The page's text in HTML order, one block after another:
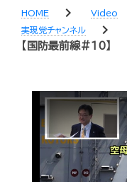
HOME chevron_right Video
実現党チャンネル
chevron_right
【国防最前線#10】